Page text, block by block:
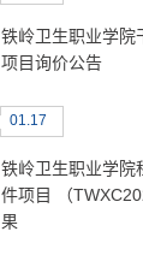
铁岭卫生职业学院
项目询价公告
01.17
铁岭卫生职业学院
件项目 （
果